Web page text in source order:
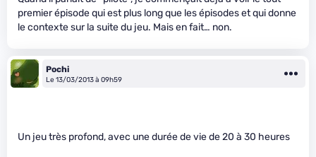
premier épisode qui est plus long que les épisodes et qui donne
le contexte sur la suite du jeu. Mais en fait… non.
Pochi
Le 13/03/2013 à 09h59
Un jeu très profond, avec une durée de vie de 20 à 30 heures